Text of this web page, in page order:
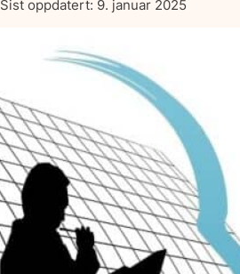
Sist oppdatert: 9. januar 2025